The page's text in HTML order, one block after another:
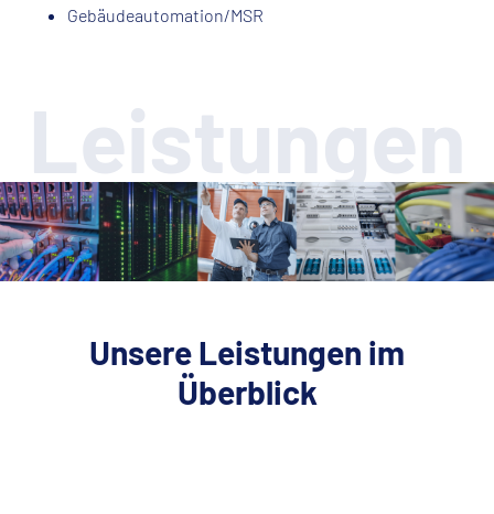
Gebäudeautomation/MSR
Leistungen
Unsere Leistungen im
Überblick